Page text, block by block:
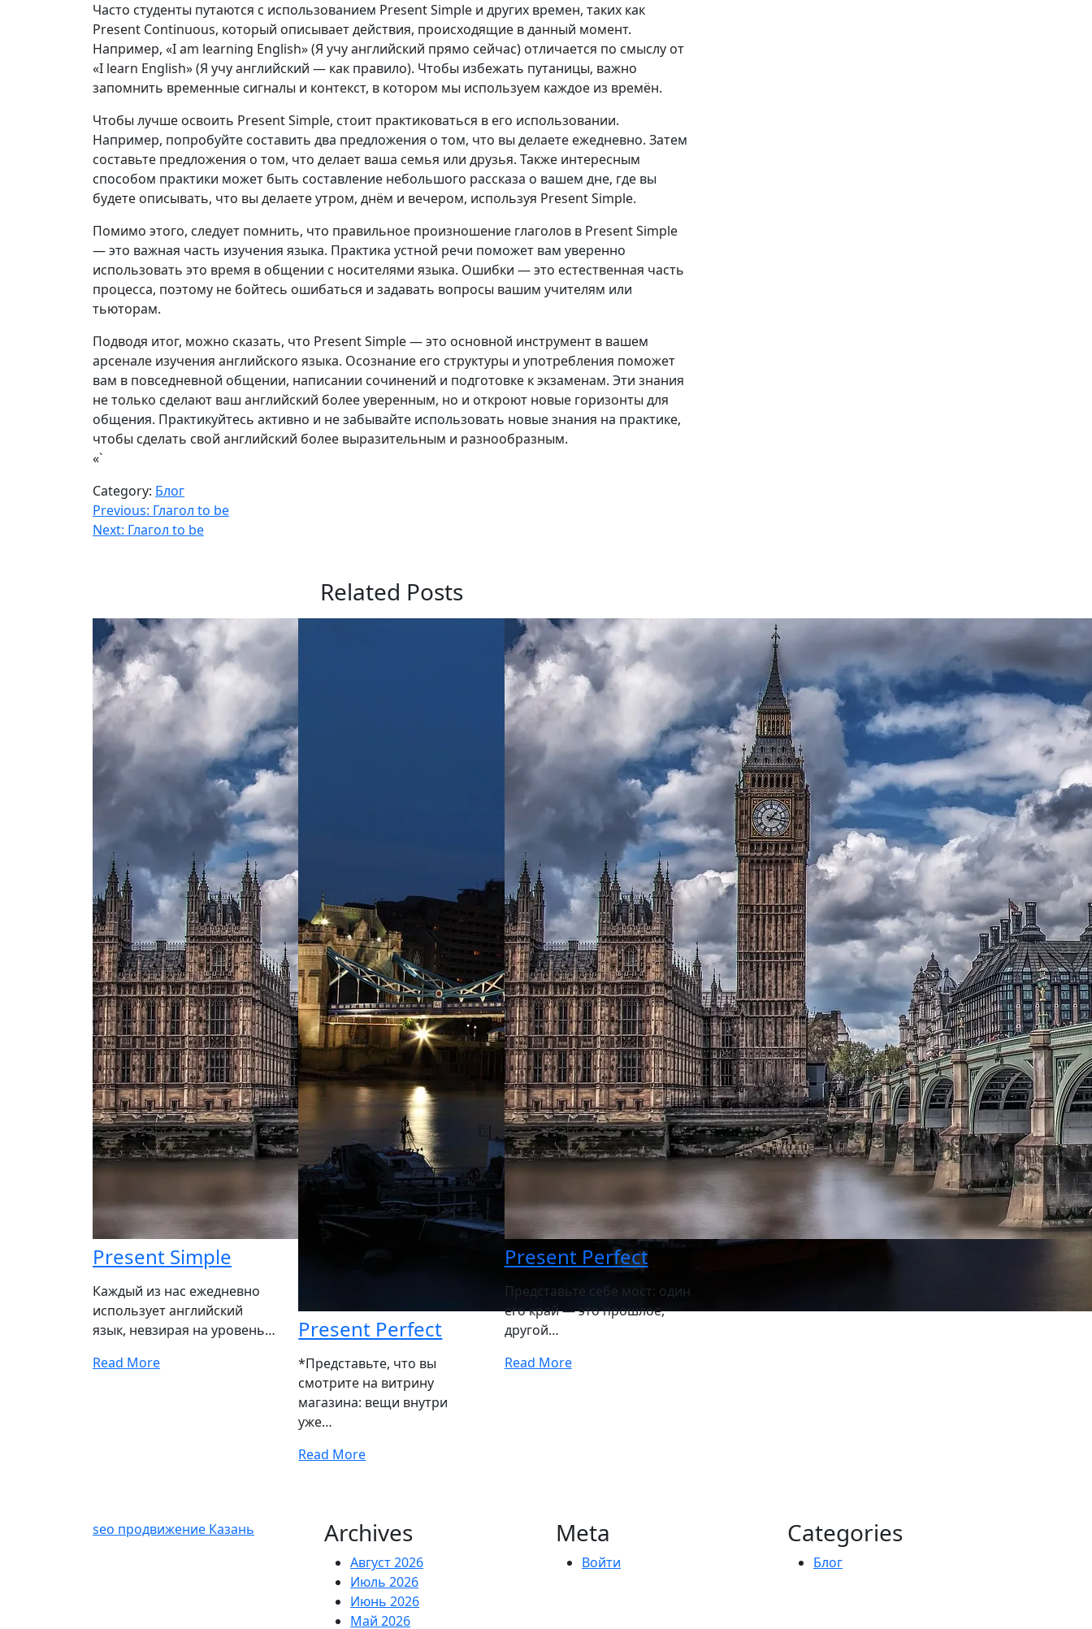
Часто студенты путаются с использованием Present Simple и других времен, таких как
Present Continuous, который описывает действия, происходящие в данный момент.
Например, «I am learning English» (Я учу английский прямо сейчас) отличается по смыслу от
«I learn English» (Я учу английский — как правило). Чтобы избежать путаницы, важно
запомнить временные сигналы и контекст, в котором мы используем каждое из времён.
Чтобы лучше освоить Present Simple, стоит практиковаться в его использовании.
Например, попробуйте составить два предложения о том, что вы делаете ежедневно. Затем
составьте предложения о том, что делает ваша семья или друзья. Также интересным
способом практики может быть составление небольшого рассказа о вашем дне, где вы
будете описывать, что вы делаете утром, днём и вечером, используя Present Simple.
Помимо этого, следует помнить, что правильное произношение глаголов в Present Simple
— это важная часть изучения языка. Практика устной речи поможет вам уверенно
использовать это время в общении с носителями языка. Ошибки — это естественная часть
процесса, поэтому не бойтесь ошибаться и задавать вопросы вашим учителям или
тьюторам.
Подводя итог, можно сказать, что Present Simple — это основной инструмент в вашем
арсенале изучения английского языка. Осознание его структуры и употребления поможет
вам в повседневной общении, написании сочинений и подготовке к экзаменам. Эти знания
не только сделают ваш английский более уверенным, но и откроют новые горизонты для
общения. Практикуйтесь активно и не забывайте использовать новые знания на практике,
чтобы сделать свой английский более выразительным и разнообразным.
«`
Category: Блог
Навигация
по
Previous: Глагол to be
Next: Глагол to be
Related Posts
Present Simple
Каждый из нас ежедневно
использует английский
язык, невзирая на уровень…
Read More
Present Perfect
*Представьте, что вы
смотрите на витрину
магазина: вещи внутри
уже…
Read More
Present Perfect
Представьте себе мост: один
его край — это прошлое,
другой…
Read More
seo продвижение Казань Archives
Август 2026
Июль 2026
Июнь 2026
Май 2026
Meta
Войти
Categories
Блог